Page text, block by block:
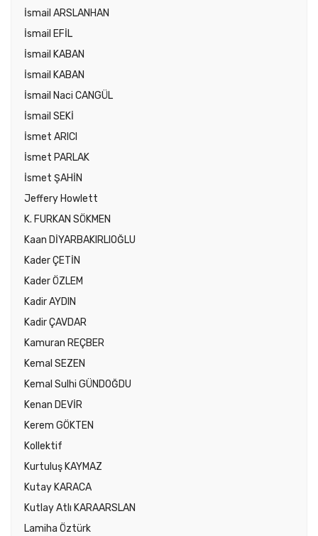
İsmail ARSLANHAN
İsmail EFİL
İsmail KABAN
İsmail KABAN
İsmail Naci CANGÜL
İsmail SEKİ
İsmet ARICI
İsmet PARLAK
İsmet ŞAHİN
Jeffery Howlett
K. FURKAN SÖKMEN
Kaan DİYARBAKIRLIOĞLU
Kader ÇETİN
Kader ÖZLEM
Kadir AYDIN
Kadir ÇAVDAR
Kamuran REÇBER
Kemal SEZEN
Kemal Sulhi GÜNDOĞDU
Kenan DEVİR
Kerem GÖKTEN
Kollektif
Kurtuluş KAYMAZ
Kutay KARACA
Kutlay Atlı KARAARSLAN
Lamiha Öztürk